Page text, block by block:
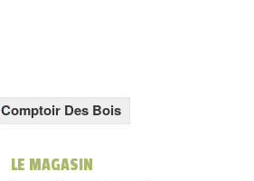
Comptoir Des Bois
LE MAGASIN